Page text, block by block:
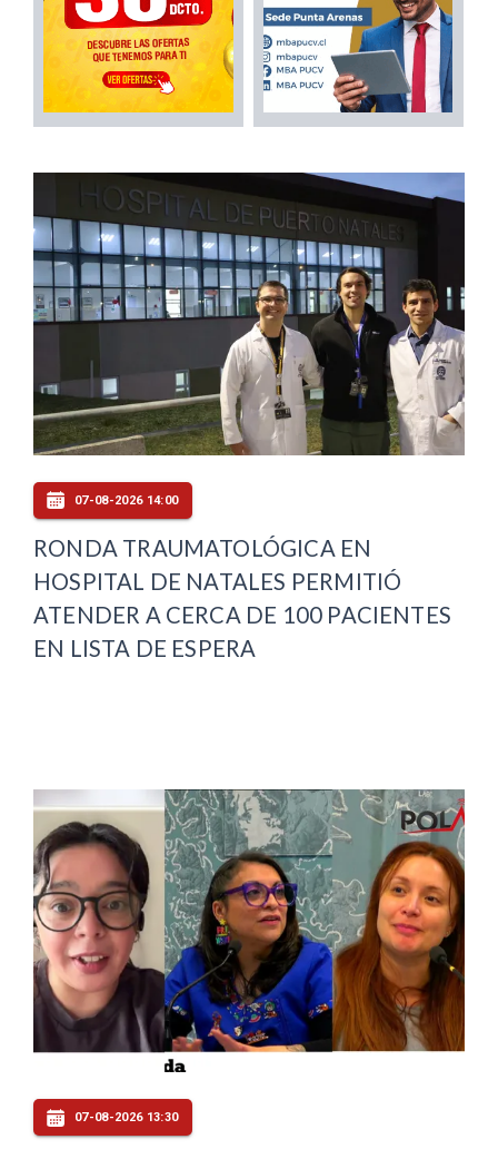
07-08-2026 14:00
RONDA TRAUMATOLÓGICA EN
HOSPITAL DE NATALES PERMITIÓ
ATENDER A CERCA DE 100 PACIENTES
EN LISTA DE ESPERA
07-08-2026 13:30